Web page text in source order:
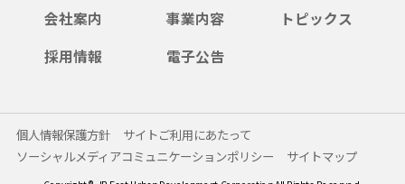
ル
東
日
本
発
会社案内 事業内容
トピックス
採用情報
電子公告
個人情報保護方針
サイトご利用にあたって
ソーシャルメディアコミュニケーションポリシー
サイトマップ